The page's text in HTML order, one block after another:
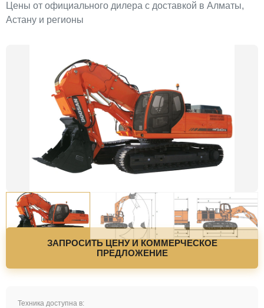
Цены от официального дилера с доставкой в Алматы,
Астану и регионы
ЗАПРОСИТЬ ЦЕНУ И КОММЕРЧЕСКОЕ
ПРЕДЛОЖЕНИЕ
Техника доступна в: